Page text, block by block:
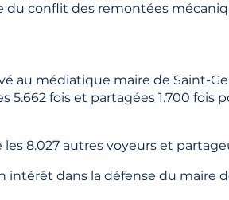
conflit des remontées
au médiatique maire de Saint-
fois et partagées 1.700 fois
8.027 autres voyeurs et
intérêt dans la défense du maire